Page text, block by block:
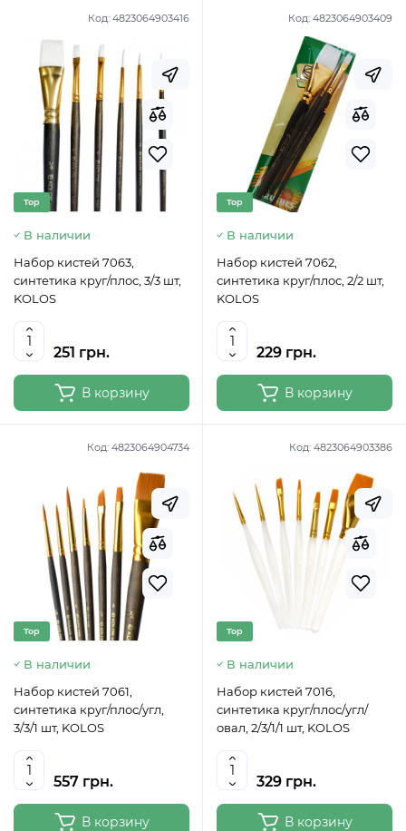
Код: 4823064903416
Top
В наличии
Набор кистей 7063,
синтетика круг/плос, 3/3 шт,
KOLOS
251 грн.
В корзину
Код: 4823064903409
Top
В наличии
Набор кистей 7062,
синтетика круг/плос, 2/2 шт,
KOLOS
229 грн.
В корзину
Код: 4823064904734
Top
В наличии
Набор кистей 7061,
синтетика круг/плос/угл,
3/3/1 шт, KOLOS
557 грн.
В корзину
Код: 4823064903386
Top
В наличии
Набор кистей 7016,
синтетика круг/плос/угл/
овал, 2/3/1/1 шт, KOLOS
329 грн.
В корзину